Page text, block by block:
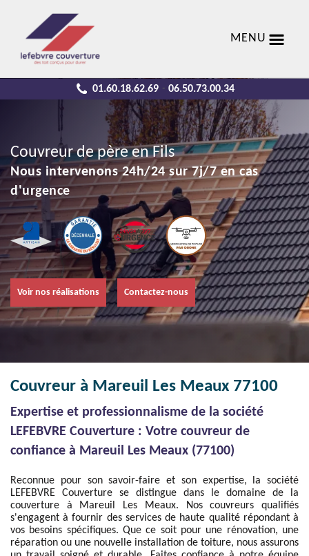
MENU
01.60.18.62.69 - 06.50.73.00.34
Couvreur de père en Fils
Nous intervenons 24h/24 sur 7j/7 en cas
d'urgence
Voir nos réalisations Contactez-nous
Couvreur à Mareuil Les Meaux 77100
Expertise et professionnalisme de la société
LEFEBVRE Couverture : Votre couvreur de
confiance à Mareuil Les Meaux (77100)
Reconnue pour son savoir-faire et son expertise, la société
LEFEBVRE Couverture se distingue dans le domaine de la
couverture à Mareuil Les Meaux. Nos couvreurs qualifiés
s'engagent à fournir des services de haute qualité répondant à
vos besoins spécifiques. Que ce soit pour une rénovation, une
réparation ou une nouvelle installation de toiture, nous assurons